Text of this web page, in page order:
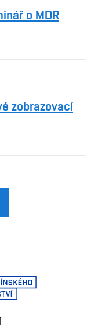
o MDR
zobrazovací